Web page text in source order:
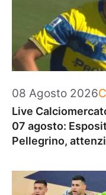
08 Agosto 2026
Live
07 agosto:
Pellegrino,